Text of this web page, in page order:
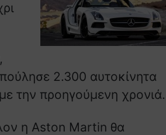
2.300 αυτοκίνητα
την προηγούμενη χρονιά.
η Aston Martin θα